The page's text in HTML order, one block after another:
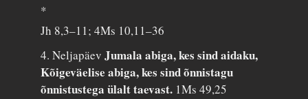
*
Jh 8,3–11; 4Ms 10,11–36
4. NeljapäevJumala abiga, kes sind aidaku,
Kõigeväelise abiga, kes sind õnnistagu
õnnistustega ülalt taevast. 1Ms 49,25